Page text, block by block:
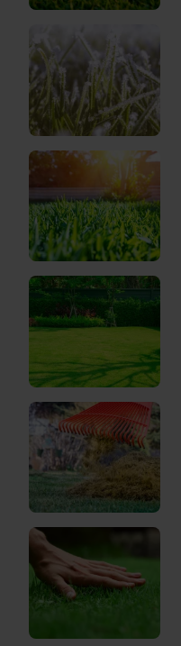
stanowisku
nasłonecznionym
lub
zacienionym,
może
w
przyszłości
sprawiać
problemy.
Aby
tego
uniknąć
kluczem
jest
odpowiednie...